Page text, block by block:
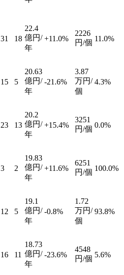
31 18
22.4
億円/
年
+11.0%
2226
円/個 11.0%
15 5
20.63
億円/
年
-21.6%
3.87
万円/
個
4.3%
23 13
20.2
億円/
年
+15.4%
3251
円/個 0.0%
3 2
19.83
億円/
年
+11.6%
6251
円/個 100.0%
12 5
19.1
億円/
年
-0.8%
1.72
万円/
個
93.8%
16 11
18.73
億円/
年
-23.6%
4548
円/個 5.6%